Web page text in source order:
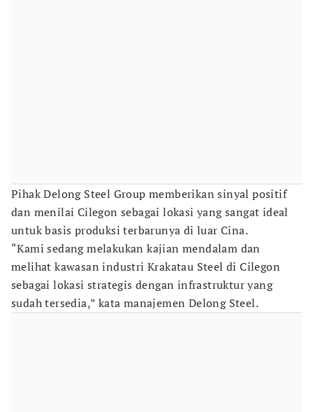
Pihak Delong Steel Group memberikan sinyal positif
dan menilai Cilegon sebagai lokasi yang sangat ideal
untuk basis produksi terbarunya di luar Cina.
“Kami sedang melakukan kajian mendalam dan
melihat kawasan industri Krakatau Steel di Cilegon
sebagai lokasi strategis dengan infrastruktur yang
sudah tersedia,” kata manajemen Delong Steel.